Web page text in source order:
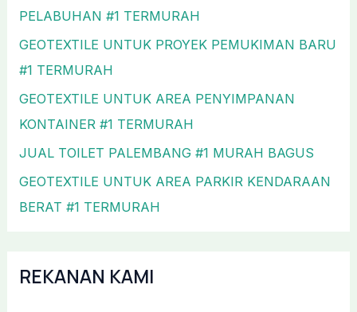
PELABUHAN #1 TERMURAH
GEOTEXTILE UNTUK PROYEK PEMUKIMAN BARU
#1 TERMURAH
GEOTEXTILE UNTUK AREA PENYIMPANAN
KONTAINER #1 TERMURAH
JUAL TOILET PALEMBANG #1 MURAH BAGUS
GEOTEXTILE UNTUK AREA PARKIR KENDARAAN
BERAT #1 TERMURAH
REKANAN KAMI